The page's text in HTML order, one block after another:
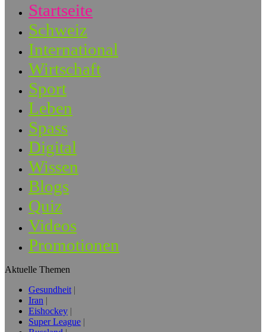
Startseite
Schweiz
International
Wirtschaft
Sport
Leben
Spass
Digital
Wissen
Blogs
Quiz
Videos
Promotionen
Aktuelle Themen
Gesundheit
Iran
Eishockey
Super League